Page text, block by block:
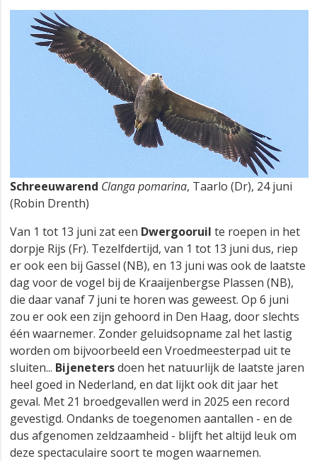
Schreeuwarend Clanga pomarina, Taarlo (Dr), 24 juni
(Robin Drenth)
Van 1 tot 13 juni zat een Dwergooruil te roepen in het
dorpje Rijs (Fr). Tezelfdertijd, van 1 tot 13 juni dus, riep
er ook een bij Gassel (NB), en 13 juni was ook de laatste
dag voor de vogel bij de Kraaijenbergse Plassen (NB),
die daar vanaf 7 juni te horen was geweest. Op 6 juni
zou er ook een zijn gehoord in Den Haag, door slechts
één waarnemer. Zonder geluidsopname zal het lastig
worden om bijvoorbeeld een Vroedmeesterpad uit te
sluiten... Bijenetersdoen het natuurlijk de laatste jaren
heel goed in Nederland, en dat lijkt ook dit jaar het
geval. Met 21 broedgevallen werd in 2025 een record
gevestigd. Ondanks de toegenomen aantallen - en de
dus afgenomen zeldzaamheid - blijft het altijd leuk om
deze spectaculaire soort te mogen waarnemen.